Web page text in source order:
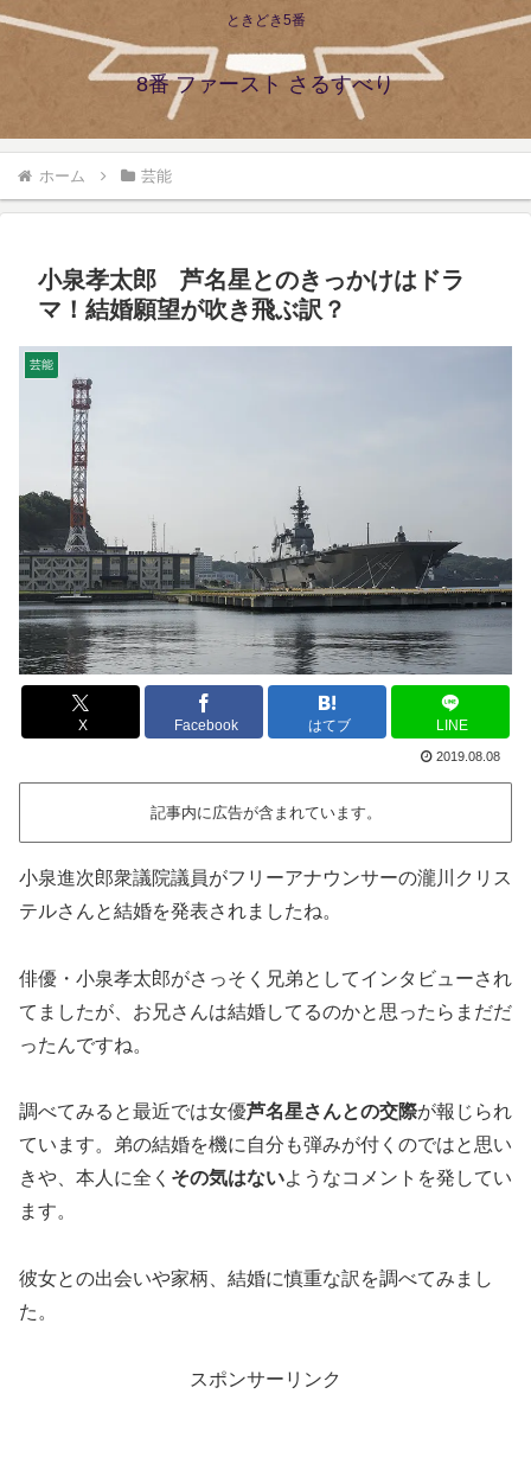
ときどき5番
8番 ファースト さるすべり
ホーム 芸能
小泉孝太郎 芦名星とのきっかけはドラ
マ！結婚願望が吹き飛ぶ訳？
芸能
X Facebook はてブ LINE
2019.08.08
記事内に広告が含まれています。
小泉進次郎衆議院議員がフリーアナウンサーの瀧川クリス
テルさんと結婚を発表されましたね。
俳優・小泉孝太郎がさっそく兄弟としてインタビューされ
てましたが、お兄さんは結婚してるのかと思ったらまだだ
ったんですね。
調べてみると最近では女優芦名星さんとの交際が報じられ
ています。弟の結婚を機に自分も弾みが付くのではと思い
きや、本人に全く その気はないようなコメントを発してい
ます。
彼女との出会いや家柄、結婚に慎重な訳を調べてみまし
た。
スポンサーリンク